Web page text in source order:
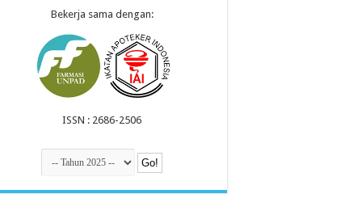
Bekerja sama dengan:
ISSN : 2686-2506